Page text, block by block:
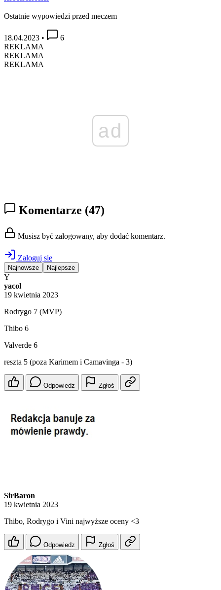
Ostatnie wypowiedzi przed meczem
18.04.2023 •
6
REKLAMA
REKLAMA
REKLAMA
ad
Komentarze (47)
Musisz być zalogowany, aby dodać komentarz.
Zaloguj się
Najnowsze Najlepsze
Y
yacol
19 kwietnia 2023
Rodrygo 7 (MVP)
Thibo 6
Valverde 6
reszta 5 (poza Karimem i Camavinga - 3)
Odpowiedz Zgłoś
SirBaron
19 kwietnia 2023
Thibo, Rodrygo i Vini najwyższe oceny <3
Odpowiedz Zgłoś